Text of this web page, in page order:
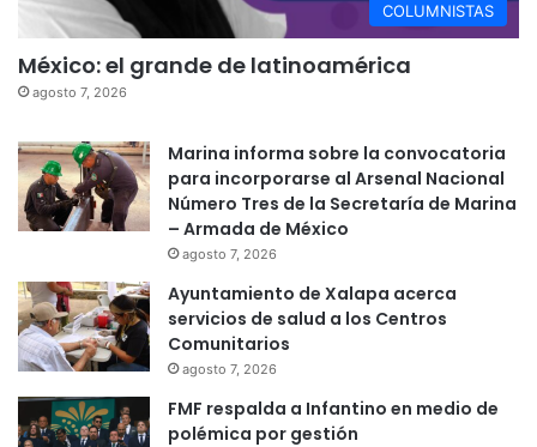
COLUMNISTAS
México: el grande de latinoamérica
agosto 7, 2026
Marina informa sobre la convocatoria
para incorporarse al Arsenal Nacional
Número Tres de la Secretaría de Marina
– Armada de México
agosto 7, 2026
Ayuntamiento de Xalapa acerca
servicios de salud a los Centros
Comunitarios
agosto 7, 2026
FMF respalda a Infantino en medio de
polémica por gestión